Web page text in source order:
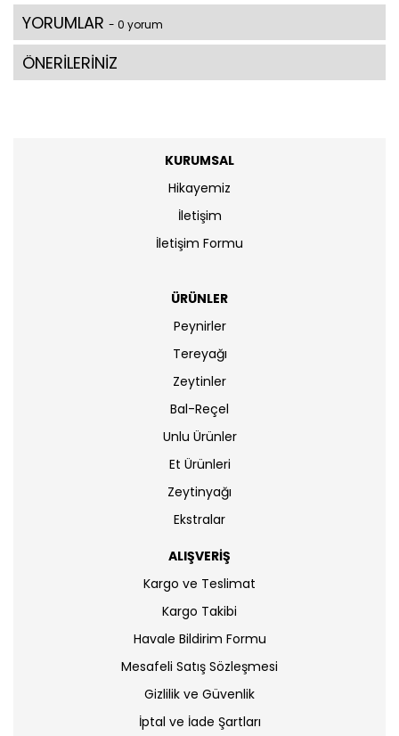
YORUMLAR - 0 yorum
ÖNERİLERİNİZ
KURUMSAL
Hikayemiz
İletişim
İletişim Formu
ÜRÜNLER
Peynirler
Tereyağı
Zeytinler
Bal-Reçel
Unlu Ürünler
Et Ürünleri
Zeytinyağı
Ekstralar
ALIŞVERİŞ
Kargo ve Teslimat
Kargo Takibi
Havale Bildirim Formu
Mesafeli Satış Sözleşmesi
Gizlilik ve Güvenlik
İptal ve İade Şartları